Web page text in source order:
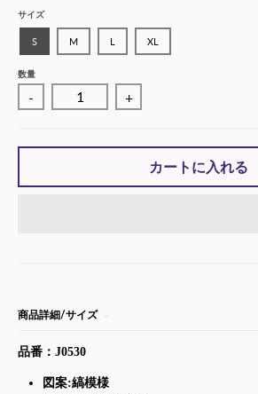
サイズ
S M L XL
数量
- +
カートに入れる
商品詳細/サイズ
品番：J0530
図案:縞模様